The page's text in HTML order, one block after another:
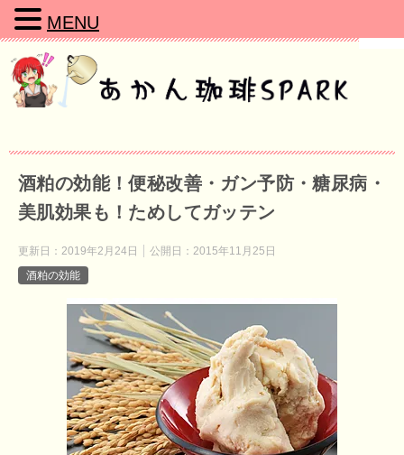
酒粕の効能！便秘改善・ガン予防・糖尿病・
美肌効果も！ためしてガッテン
更新日： 2019年2月24日 公開日： 2015年11月25日
酒粕の効能
MENU